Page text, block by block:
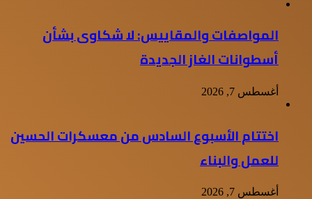
المواصفات والمقاييس: لا شكاوى بشأن
أسطوانات الغاز الجديدة
أغسطس 7, 2026
اختتام الأسبوع السادس من معسكرات الحسين
للعمل والبناء
أغسطس 7, 2026